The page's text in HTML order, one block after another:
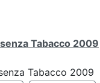
Tabacco 2009
Tabacco 2009